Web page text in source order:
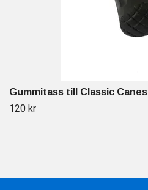
Gummitass till Classic Canes
120 kr